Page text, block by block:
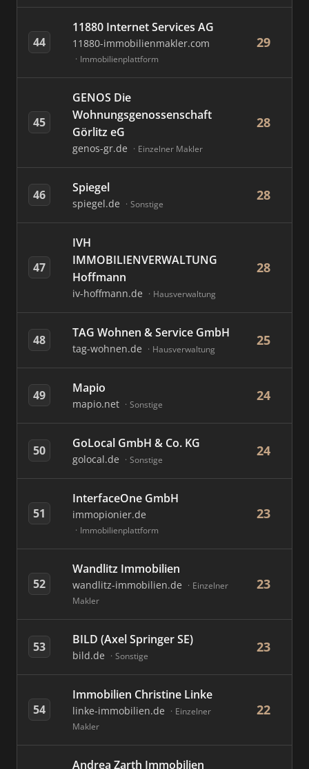
44
11880 Internet Services AG
11880-immobilienmakler.com
Immobilienplattform
29
45
GENOS Die
Wohnungsgenossenschaft
Görlitz eG
genos-gr.de Einzelner Makler
28
46 Spiegel
spiegel.de Sonstige
28
47
IVH
IMMOBILIENVERWALTUNG
Hoffmann
iv-hoffmann.de Hausverwaltung
28
48 TAG Wohnen & Service GmbH
tag-wohnen.de Hausverwaltung
25
49 Mapio
mapio.net Sonstige
24
50 GoLocal GmbH & Co. KG
golocal.de Sonstige
24
51
InterfaceOne GmbH
immopionier.de
Immobilienplattform
23
52
Wandlitz Immobilien
wandlitz-immobilien.de
Einzelner
Makler
23
53 BILD (Axel Springer SE)
bild.de Sonstige
23
54
Immobilien Christine Linke
linke-immobilien.de
Einzelner
Makler
22
Andrea Zarth Immobilien